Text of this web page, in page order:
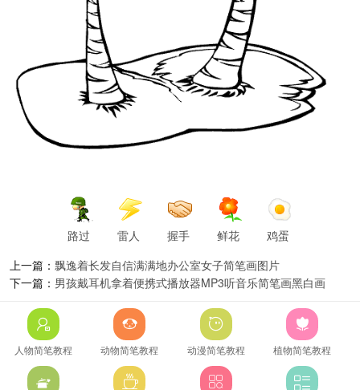
路过 雷人 握手 鲜花
鸡蛋
上一篇： 飘逸着长发自信满满地办公室女子简笔画图片
下一篇： 男孩戴耳机拿着便携式播放器MP3听音乐简笔画黑白画
人物简笔教程 动物简笔教程 动漫简笔教程 植物简笔教程